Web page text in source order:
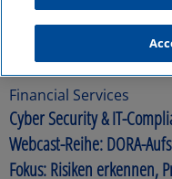
Financial Services
Cyber Security & IT-
Webcast-Reihe: DORA-
Fokus: Risiken erkennen,